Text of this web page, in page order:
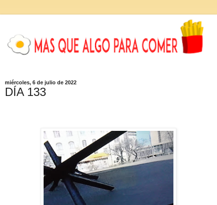
miércoles, 6 de julio de 2022
DÍA 133